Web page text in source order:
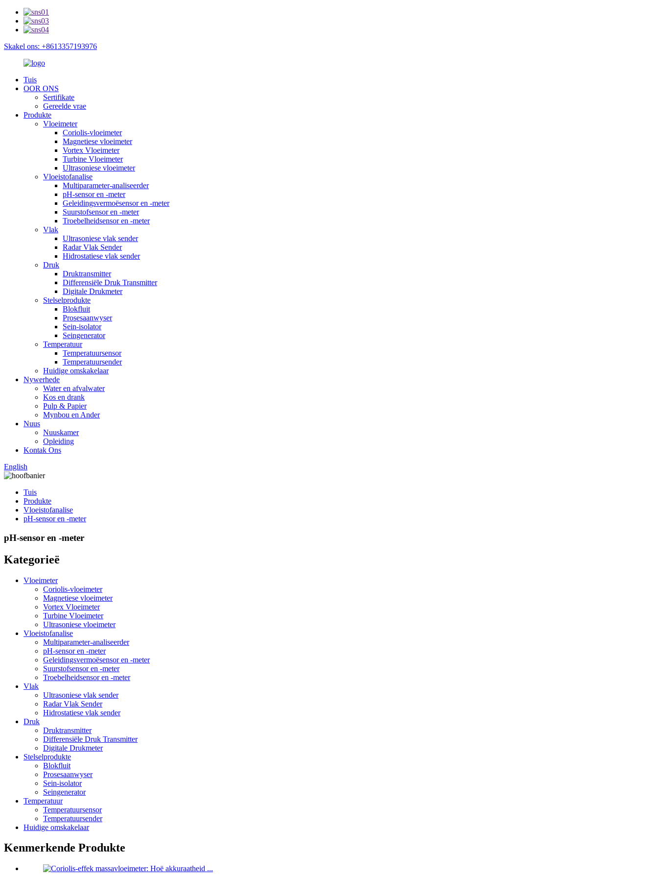
Skakel ons: +8613357193976
Tuis
OOR ONS
Sertifikate
Gereelde vrae
Produkte
Vloeimeter
Coriolis-vloeimeter
Magnetiese vloeimeter
Vortex Vloeimeter
Turbine Vloeimeter
Ultrasoniese vloeimeter
Vloeistofanalise
Multiparameter-analiseerder
pH-sensor en -meter
Geleidingsvermoësensor en -meter
Suurstofsensor en -meter
Troebelheidsensor en -meter
Vlak
Ultrasoniese vlak sender
Radar Vlak Sender
Hidrostatiese vlak sender
Druk
Druktransmitter
Differensiële Druk Transmitter
Digitale Drukmeter
Stelselprodukte
Blokfluit
Prosesaanwyser
Sein-isolator
Seingenerator
Temperatuur
Temperatuursensor
Temperatuursender
Huidige omskakelaar
Nywerhede
Water en afvalwater
Kos en drank
Pulp & Papier
Mynbou en Ander
Nuus
Nuuskamer
Opleiding
Kontak Ons
English
Tuis
Produkte
Vloeistofanalise
pH-sensor en -meter
pH-sensor en -meter
Kategorieë
Vloeimeter
Coriolis-vloeimeter
Magnetiese vloeimeter
Vortex Vloeimeter
Turbine Vloeimeter
Ultrasoniese vloeimeter
Vloeistofanalise
Multiparameter-analiseerder
pH-sensor en -meter
Geleidingsvermoësensor en -meter
Suurstofsensor en -meter
Troebelheidsensor en -meter
Vlak
Ultrasoniese vlak sender
Radar Vlak Sender
Hidrostatiese vlak sender
Druk
Druktransmitter
Differensiële Druk Transmitter
Digitale Drukmeter
Stelselprodukte
Blokfluit
Prosesaanwyser
Sein-isolator
Seingenerator
Temperatuur
Temperatuursensor
Temperatuursender
Huidige omskakelaar
Kenmerkende Produkte